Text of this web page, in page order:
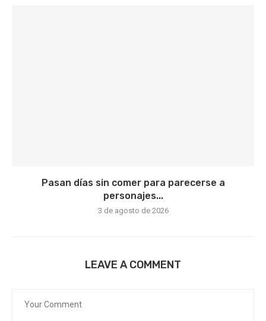
Pasan días sin comer para parecerse a
personajes...
3 de agosto de 2026
LEAVE A COMMENT